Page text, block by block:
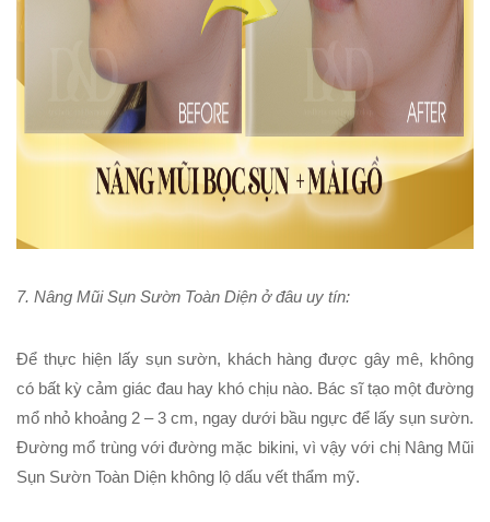
7. Nâng Mũi Sụn Sườn Toàn Diện ở đâu uy tín:
Để thực hiện lấy sụn sườn, khách hàng được gây mê, không
có bất kỳ cảm giác đau hay khó chịu nào. Bác sĩ tạo một đường
mổ nhỏ khoảng 2 – 3 cm, ngay dưới bầu ngực để lấy sụn sườn.
Đường mổ trùng với đường mặc bikini, vì vậy với chị Nâng Mũi
Sụn Sườn Toàn Diện không lộ dấu vết thẩm mỹ.